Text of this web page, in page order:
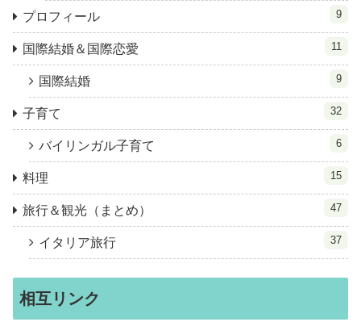
プロフィール 9
国際結婚＆国際恋愛 11
国際結婚 9
子育て 32
バイリンガル子育て 6
料理 15
旅行＆観光（まとめ） 47
イタリア旅行 37
相互リンク